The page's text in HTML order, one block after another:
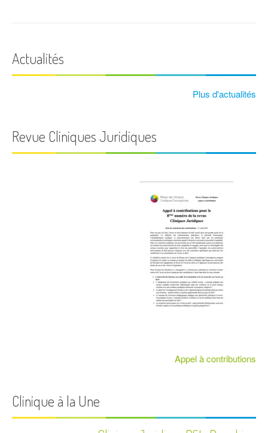
t
i
d
Actualités
Plus d'actualités
Revue Cliniques Juridiques
Appel à contributions
Clinique à la Une